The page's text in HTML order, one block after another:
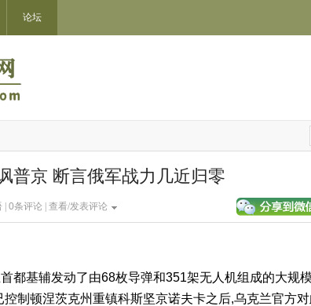
论坛
普京 断言俄军战力几近归零
0条评论 | 查看/发表评论
都基辅发动了由68枚导弹和351架无人机组成的大规
制顿涅茨克州重镇科斯坚京诺夫卡之后,乌克兰官方